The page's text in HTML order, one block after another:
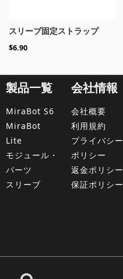
スリーブ固定ストラップ
$6.90
製品一覧
MiraBot S6
MiraBot
Lite
モジュール・
パーツ
スリーブ
会社情報
会社概要
利用規約
プライバシー
ポリシー
返金ポリシー
保証ポリシー